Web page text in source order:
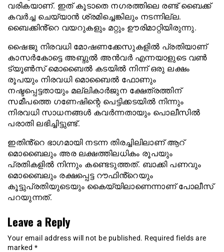
വരികയാണ്. ഇത് കൂടാതെ നഗരത്തിലെ രണ്ട് ബൈക്ക്
കവർച്ച ചെയ്യാൻ ശ്രമിച്ചെങ്കിലും നടന്നില്ല.
ബൈക്കിൻ്റെ വയറുകളും മറ്റും ഊരിമാറ്റിയിരുന്നു.
ഷൈജു നിരവധി മോഷണക്കേസുകളിൽ പ്രതിയാണ്
കാസർകോട്ടെ അബ്ദുൽ അൻവർ എന്നയാളുടെ വൺ
ട്യൂൺസ് മൊബൈൽ കടയിൽ നിന്ന് ഒരു ലക്ഷം
രൂപയും നിരവധി മൊബൈൽ ഫോണും
നഷ്ടപ്പെട്ടതായും മല്ലികാർജുന ക്ഷേത്രത്തിന്
സമീപത്തെ ഗണേഷിന്റെ പെട്ടിക്കടയിൽ നിന്നും
നിരവധി സാധനങ്ങൾ കവർന്നതായും പൊലീസിൽ
പരാതി ലഭിച്ചിട്ടുണ്ട്.
ഇതിൻ്റെ ഭാഗമായി നടന്ന തിരച്ചിലിലാണ് ആറ്
മൊബൈലും അര ലക്ഷത്തിലധികം രൂപയും
പ്രതികളിൽ നിന്നും കണ്ടെടുത്തത്. ബാക്കി പണവും
മൊബൈലും രക്ഷപ്പെട്ട റൗഫിൻ്റെയും
കൂട്ടുപ്രതിയുടെയും കൈയ്യിലാണെന്നാണ് പോലീസ്
പറയുന്നത്.
Leave a Reply
Your email address will not be published. Required fields are
marked *